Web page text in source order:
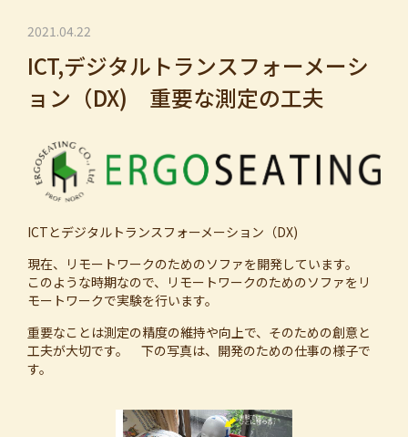
2021.04.22
ICT,デジタルトランスフォーメーシ
ョン（DX) 重要な測定の工夫
ICTとデジタルトランスフォーメーション（DX)
現在、リモートワークのためのソファを開発しています。
このような時期なので、リモートワークのためのソファをリ
モートワークで実験を行います。
重要なことは測定の精度の維持や向上で、そのための創意と
工夫が大切です。 下の写真は、開発のための仕事の様子で
す。